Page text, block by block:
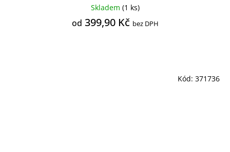
Skladem (1 ks)
od 399,90 Kč bez DPH
Kód: 371736